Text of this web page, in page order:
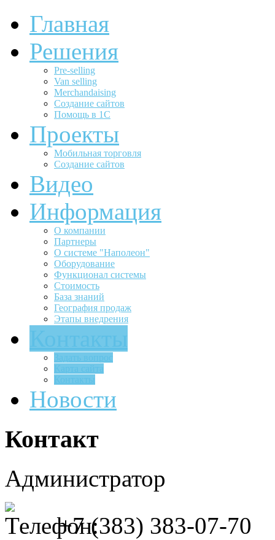
Главная
Решения
Pre-selling
Van selling
Merchandaising
Создание сайтов
Помощь в 1С
Проекты
Мобильная торговля
Создание сайтов
Видео
Информация
О компании
Партнеры
О системе "Наполеон"
Оборудование
Функционал системы
Стоимость
База знаний
География продаж
Этапы внедрения
Новости
Контакт
Администратор
+7 (383) 383-07-70